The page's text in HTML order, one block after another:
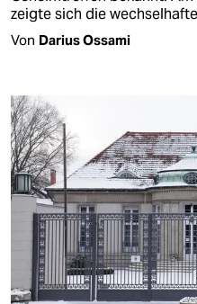
zeigte sich die
Von Darius Ossami